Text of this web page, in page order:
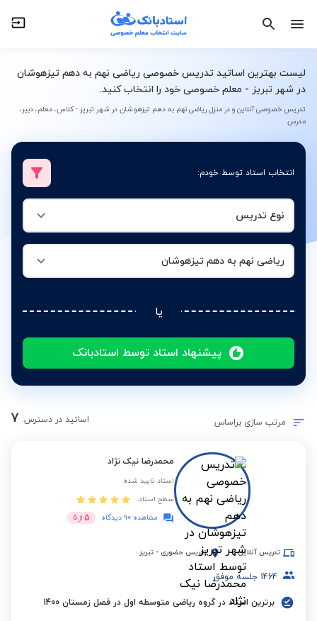
لیست بهترین اساتید تدریس خصوصی ریاضی نهم به دهم تیزهوشان
در شهر تبریز - معلم خصوصی خود را انتخاب کنید.
تدریس خصوصی آنلاین و در منزل ریاضی نهم به دهم تیزهوشان در شهر تبریز - کلاس، معلم، دبیر،
مدرس
انتخاب استاد توسط خودم:
نوع تدریس
ریاضی نهم به دهم تیزهوشان
یا
پیشنهاد استاد توسط استادبانک
مرتب سازی براساس اساتید در دسترس: 7
محمدرضا نیک نژاد
استاد تایید شده
سطح استاد:
مشاهده 90 دیدگاه
5 از 5
تدریس آنلاین تدریس حضوری - تبریز
1464 جلسه موفق
برترین استاد در گروه ریاضی متوسطه اول در فصل زمستان 1400